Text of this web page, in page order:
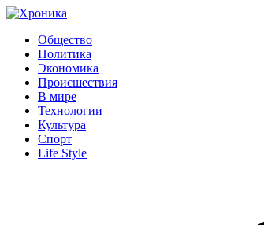
Общество
Политика
Экономика
Происшествия
В мире
Технологии
Культура
Спорт
Life Style